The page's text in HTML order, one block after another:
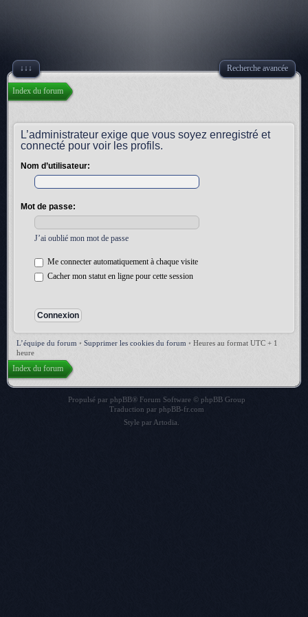
↓↓↓ Recherche avancée
Index du forum
L’administrateur exige que vous soyez enregistré et
connecté pour voir les profils.
Nom d’utilisateur:
Mot de passe:
J’ai oublié mon mot de passe
Me connecter automatiquement à chaque visite
Cacher mon statut en ligne pour cette session
L’équipe du forum • Supprimer les cookies du forum • Heures au format UTC + 1
heure
Index du forum
Propulsé par phpBB® Forum Software © phpBB Group
Traduction par phpBB-fr.com
Style par Artodia